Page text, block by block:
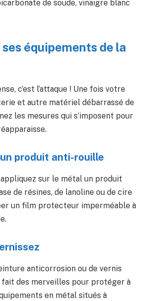
de soude, vinaigre blanc
équipements de la
c’est l’attaque ! Une fois votre
et autre matériel débarrassé de
les mesures qui s’imposent pour
produit anti-rouille
sur le métal un produit
de résines, de lanoline ou de cire
un film protecteur imperméable à
anticorrosion ou de vernis
des merveilles pour protéger à
en métal situés à